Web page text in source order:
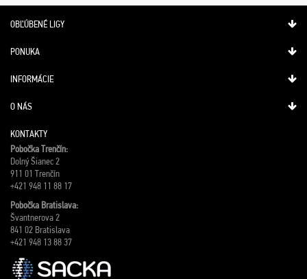
OBĽÚBENÉ LIGY
PONUKA
INFORMÁCIE
O NÁS
KONTAKTY
Pobočka Trenčín:
Dolný Šianec 2
911 01 Trenčín
+421 948 11 88 17
Pobočka Bratislava:
Švantnerova 2
841 02 Bratislava
+421 948 13 88 37